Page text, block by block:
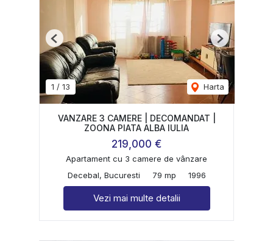
1 / 13 Harta
Previous Next
VANZARE 3 CAMERE | DECOMANDAT |
ZOONA PIATA ALBA IULIA
219,000 €
Apartament cu 3 camere de vânzare
Decebal, Bucuresti
79 mp 1996
Vezi mai multe detalii